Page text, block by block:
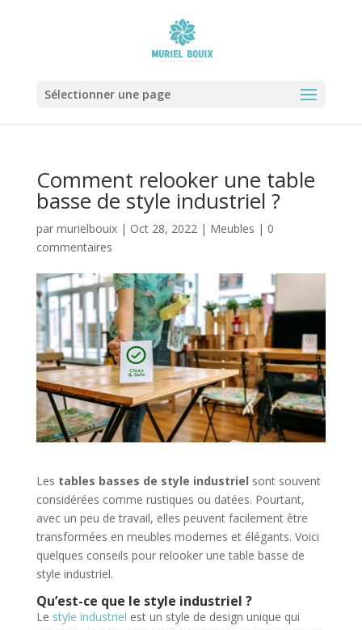
Sélectionner une page
Comment relooker une table
basse de style industriel ?
par murielbouix| Oct 28, 2022| Meubles | 0
commentaires
Les tables basses de style industriel sont souvent
considérées comme rustiques ou datées. Pourtant,
avec un peu de travail, elles peuvent facilement être
transformées en meubles modernes et élégants. Voici
quelques conseils pour relooker une table basse de
style industriel.
Qu’est-ce que le style industriel ?
Le style industriel est un style de design unique qui